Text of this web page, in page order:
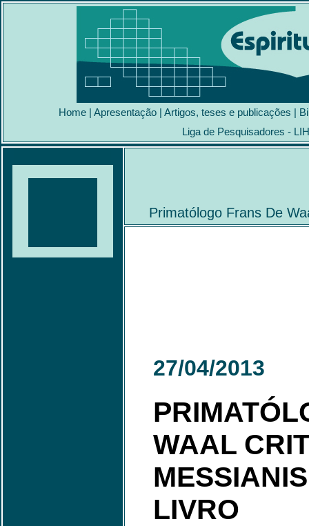
Home | Apresentação | Artigos, teses e publicações |
Liga de Pesquisadores -
Primatólogo Frans De
27/04/2013
WAAL
LIVRO